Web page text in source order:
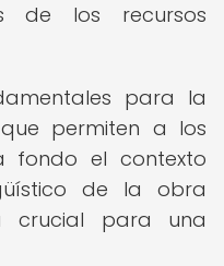
de los recursos
para la
permiten a los
fondo el contexto
de la obra
crucial para una